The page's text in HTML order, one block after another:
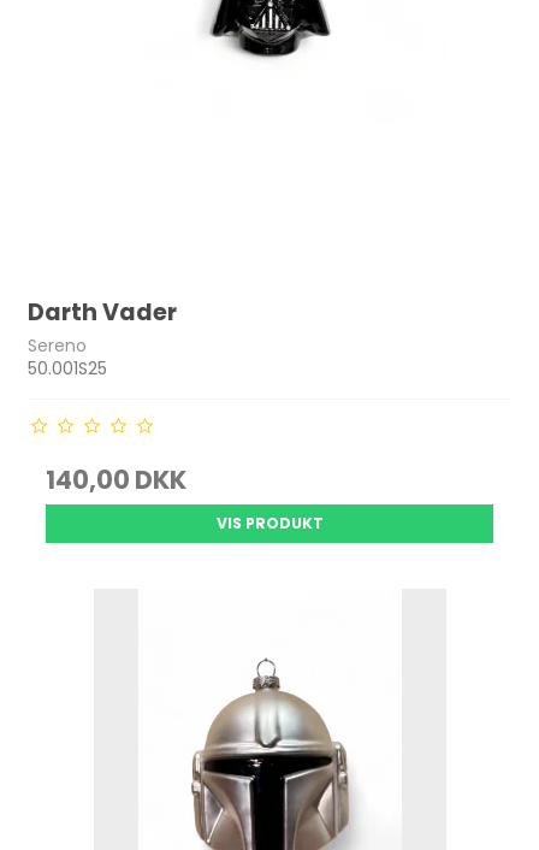
Darth Vader
Sereno
50.001S25
140,00 DKK
VIS PRODUKT